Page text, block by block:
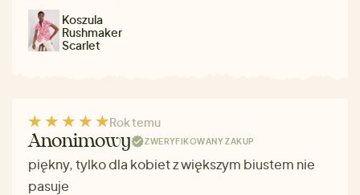
Koszula
Rushmaker
Scarlet
Rok temu
Anonimowy ZWERYFIKOWANY ZAKUP
piękny, tylko dla kobiet z większym biustem nie
pasuje